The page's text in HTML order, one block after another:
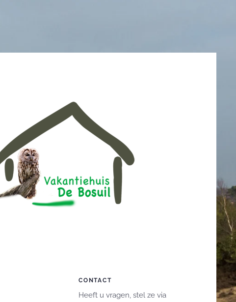
CONTACT
Heeft u vragen, stel ze via